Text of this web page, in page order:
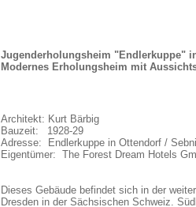
Jugenderholungsheim "Endlerkuppe"
Modernes Erholungsheim mit
Architekt: Kurt Bärbig
Bauzeit:
1928-29
Adresse:
Endlerkuppe in Ottendorf /
Eigentümer: The Forest Dream Hotels
Dieses Gebäude befindet sich in der
Dresden in der Sächsischen Schweiz.